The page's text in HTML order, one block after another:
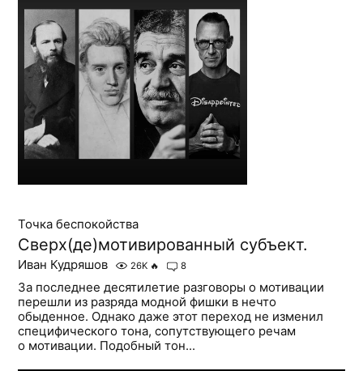
Точка беспокойства
Сверх(де)мотивированный субъект.
Иван Кудряшов 26K 🔥 8
За последнее десятилетие разговоры о мотивации
перешли из разряда модной фишки в нечто
обыденное. Однако даже этот переход не изменил
специфического тона, сопутствующего речам
о мотивации. Подобный тон...